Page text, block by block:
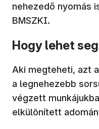
nehezedő nyomás
BMSZKI.
Hogy lehet
Aki megteheti, azt
a legnehezebb
végzett
elkülönített